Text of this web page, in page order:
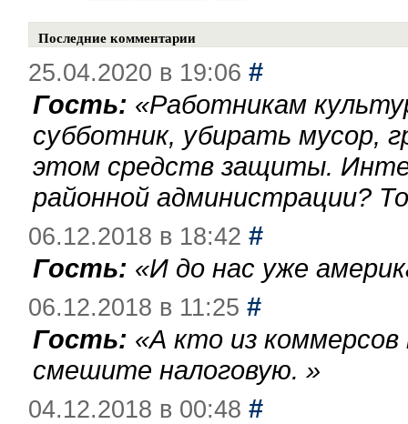
Последние комментарии
25.04.2020 в 19:06 #
Гость: «Работникам
субботник, убирать мусор,
этом средств защиты.
районной администрации?
06.12.2018 в 18:42 #
Гость: «И до нас уже
06.12.2018 в 11:25 #
Гость: «А кто из
смешите налоговую. »
04.12.2018 в 00:48 #